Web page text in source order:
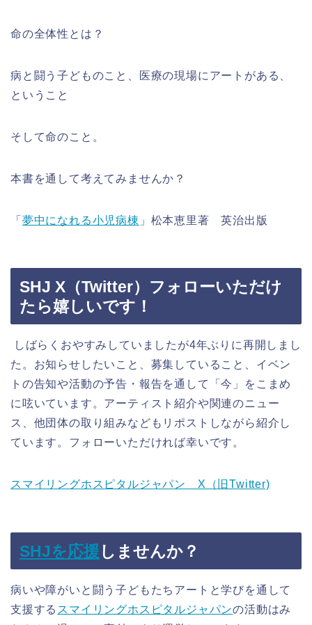
命の全体性とは？
病と闘う子どものこと、医療の現場にアートがある、
ということ
そして命のこと。
本書を通して考えてみませんか？
「 夢中になれる小児病棟 」松本恵里著 英治出版
SHJ X（Twitter） フォローいただけ
たら嬉しいです！
しばらくおやすみしていましたが4年ぶりに再開しまし
た。お知らせしたいこと、募集していること、イベン
トの告知や活動の予告・報告を通して「今」をこまめ
に呟いています。アーティスト紹介や関連のニュー
ス、他団体の取り組みなどもリポストしながら紹介し
ています。フォローいただければ幸いです。
スマイリングホスピタルジャパン X（旧Twitter)
SHJを応援 しませんか？
病いや障がいと闘う子どもたちアートと学びを通して
支援する スマイリングホスピタルジャパンの活動はみ